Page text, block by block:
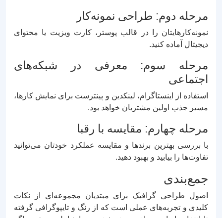
مرحله دوم: طراحی نمونه‌کار
نمونه‌کارهایتان را در قالب پوستر، کارت ویزیت یا محتوای
دیجیتال آماده کنید.
مرحله سوم: معرفی در شبکه‌های
اجتماعی
استفاده از اینستاگرام، لینکدین و پینترست برای نمایش کارها،
مسیر جذب اولین مشتریان خواهد بود.
مرحله چهارم: مقایسه با رقبا
با بررسی بهترین برندها و مقایسه عملکرد خودتان می‌توانید
تفاوت‌ها را بیابید و بهبود دهید.
جمع‌بندی
اصول طراحی گرافیک برای مبتدیان مجموعه‌ای از نکات
کلیدی و تجربه‌های عملی است که از رنگ و تایپوگرافی گرفته